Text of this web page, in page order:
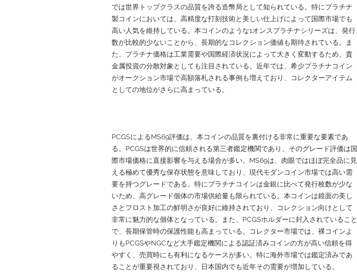
では世界トップクラスの品質を誇る造幣局として知られている。特にプラチナ
製コインにおいては、高精度な打刻技術と美しい仕上げによって国際市場でも
高い人気を維持している。本コインのような1オンスプラチナシリーズは、発行
数が比較的少ないことから、長期的なコレクション価値も期待されている。ま
た、プラチナ価格は工業需要や国際経済状況によって大きく変動するため、貴
金属投資の分散対象としても注目されている。近年では、希少プラチナコイン
がオークション市場で高額落札される事例も増えており、コレクターアイテム
としての地位がさらに高まっている。
PCGSによるMS69評価は、本コインの品質を裏付ける非常に重要な要素であ
る。PCGSは世界的に信頼される第三者鑑定機関であり、そのグレード評価は国
際市場価格に直接影響を与える場合が多い。MS69は、肉眼ではほぼ完全品に見
える極めて優秀な保存状態を意味しており、現代モダンコイン市場では高い需
要を持つグレードである。特にプラチナコインは金銀に比べて発行枚数が少な
いため、高グレード個体の市場供給量も限られている。本コインは鏡面の美し
さとフロスト加工の鮮明さが良好に維持されており、コレクション向けとして
非常に魅力的な個体となっている。また、PCGSホルダーに封入されていること
で、長期保管時の保護性能も高まっている。コレクター市場では、裸コインよ
りもPCGSやNGCなど大手鑑定機関による認証済みコインの方が高い信頼を得
やすく、売買時にも有利になるケースが多い。特に海外市場では鑑定済みであ
ることが重要視されており、日本国内でも近年その需要が増加している。